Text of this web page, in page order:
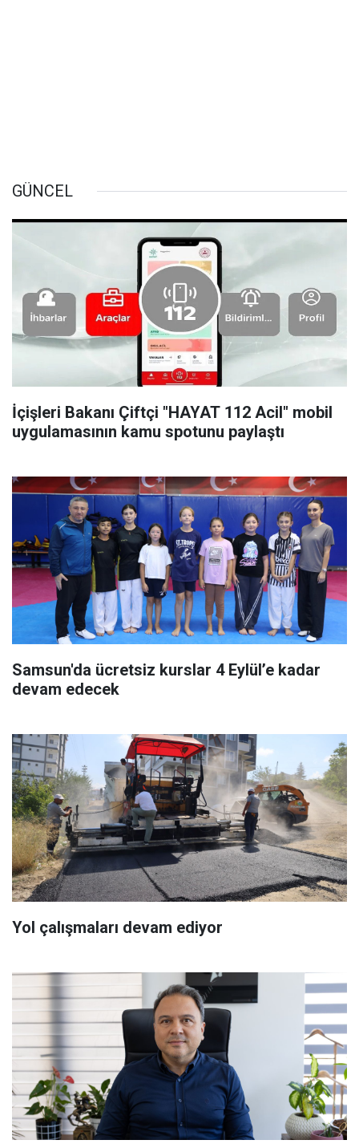
GÜNCEL
İçişleri Bakanı Çiftçi "HAYAT 112 Acil" mobil
uygulamasının kamu spotunu paylaştı
Samsun'da ücretsiz kurslar 4 Eylül’e kadar
devam edecek
Yol çalışmaları devam ediyor